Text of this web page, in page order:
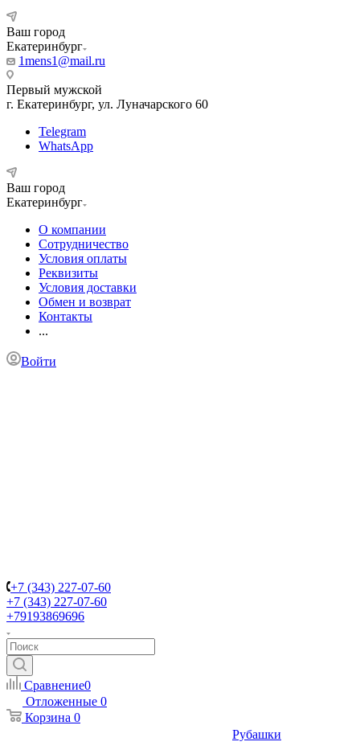
Ваш город
Екатеринбург
1mens1@mail.ru
Первый мужской
г. Екатеринбург, ул. Луначарского 60
Telegram
WhatsApp
Ваш город
Екатеринбург
О компании
Сотрудничество
Условия оплаты
Реквизиты
Условия доставки
Обмен и возврат
Контакты
...
Войти
+7 (343) 227-07-60
+7 (343) 227-07-60
+79193869696
Сравнение0
Отложенные 0
Корзина 0
Рубашки